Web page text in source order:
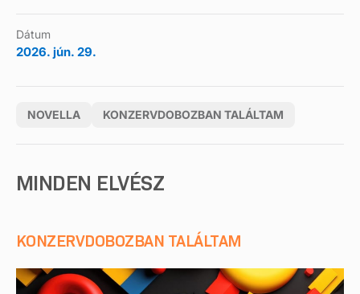
Dátum
2026. jún. 29.
NOVELLA KONZERVDOBOZBAN TALÁLTAM
MINDEN ELVÉSZ
KONZERVDOBOZBAN TALÁLTAM